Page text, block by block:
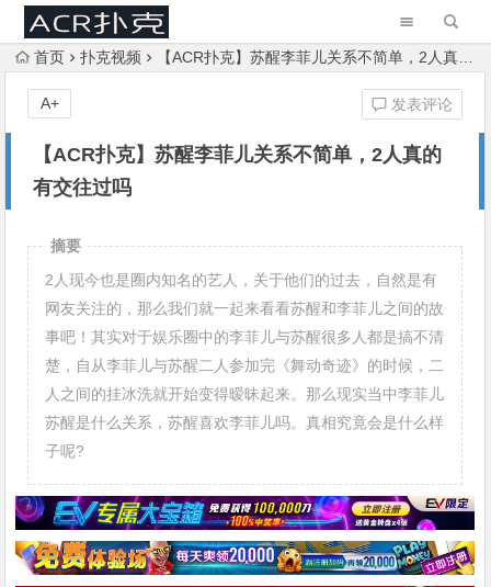
首页 扑克视频 【ACR扑克】苏醒李菲儿关系不简单，2人真的有交往过吗
【ACR扑克】苏醒李菲儿关系不简单，2人真的
有交往过吗
发表评论
A+
摘要
2人现今也是圈内知名的艺人，关于他们的过去，自然是有
网友关注的，那么我们就一起来看看苏醒和李菲儿之间的故
事吧！其实对于娱乐圈中的李菲儿与苏醒很多人都是搞不清
楚，自从李菲儿与苏醒二人参加完《舞动奇迹》的时候，二
人之间的挂冰洗就开始变得暧昧起来。那么现实当中李菲儿
苏醒是什么关系，苏醒喜欢李菲儿吗。真相究竟会是什么样
子呢?